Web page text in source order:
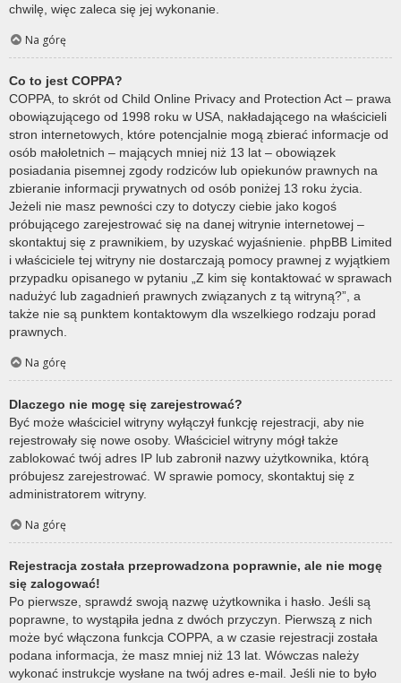
chwilę, więc zaleca się jej wykonanie.
Na górę
Co to jest COPPA?
COPPA, to skrót od Child Online Privacy and Protection Act – prawa
obowiązującego od 1998 roku w USA, nakładającego na właścicieli
stron internetowych, które potencjalnie mogą zbierać informacje od
osób małoletnich – mających mniej niż 13 lat – obowiązek
posiadania pisemnej zgody rodziców lub opiekunów prawnych na
zbieranie informacji prywatnych od osób poniżej 13 roku życia.
Jeżeli nie masz pewności czy to dotyczy ciebie jako kogoś
próbującego zarejestrować się na danej witrynie internetowej –
skontaktuj się z prawnikiem, by uzyskać wyjaśnienie. phpBB Limited
i właściciele tej witryny nie dostarczają pomocy prawnej z wyjątkiem
przypadku opisanego w pytaniu „Z kim się kontaktować w sprawach
nadużyć lub zagadnień prawnych związanych z tą witryną?”, a
także nie są punktem kontaktowym dla wszelkiego rodzaju porad
prawnych.
Na górę
Dlaczego nie mogę się zarejestrować?
Być może właściciel witryny wyłączył funkcję rejestracji, aby nie
rejestrowały się nowe osoby. Właściciel witryny mógł także
zablokować twój adres IP lub zabronił nazwy użytkownika, którą
próbujesz zarejestrować. W sprawie pomocy, skontaktuj się z
administratorem witryny.
Na górę
Rejestracja została przeprowadzona poprawnie, ale nie mogę
się zalogować!
Po pierwsze, sprawdź swoją nazwę użytkownika i hasło. Jeśli są
poprawne, to wystąpiła jedna z dwóch przyczyn. Pierwszą z nich
może być włączona funkcja COPPA, a w czasie rejestracji została
podana informacja, że masz mniej niż 13 lat. Wówczas należy
wykonać instrukcje wysłane na twój adres e-mail. Jeśli nie to było